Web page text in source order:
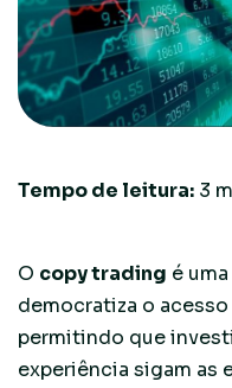
Tempo de leitura: 3
O copy trading é
democratiza o
permitindo que
experiência sigam as